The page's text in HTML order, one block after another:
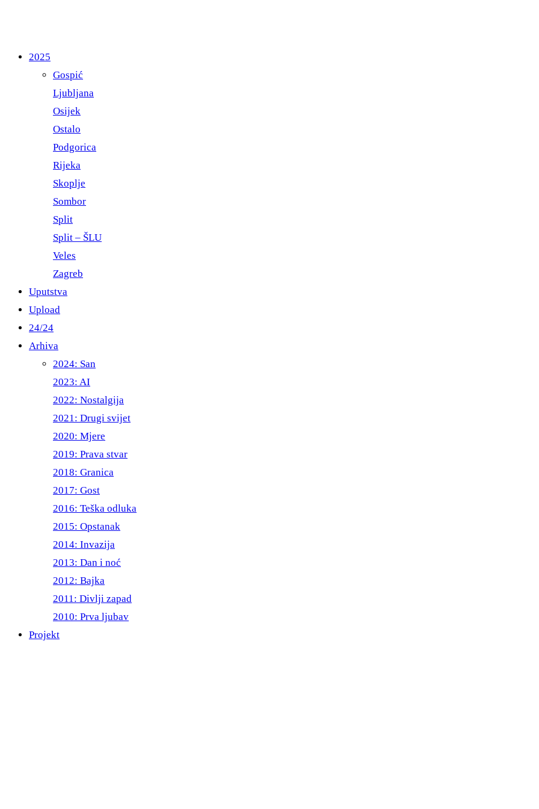
2025
Gospić
Ljubljana
Osijek
Ostalo
Podgorica
Rijeka
Skoplje
Sombor
Split
Split – ŠLU
Veles
Zagreb
Uputstva
Upload
24/24
Arhiva
2024: San
2023: AI
2022: Nostalgija
2021: Drugi svijet
2020: Mjere
2019: Prava stvar
2018: Granica
2017: Gost
2016: Teška odluka
2015: Opstanak
2014: Invazija
2013: Dan i noć
2012: Bajka
2011: Divlji zapad
2010: Prva ljubav
Projekt